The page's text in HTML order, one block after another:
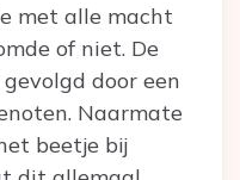
met alle macht
of niet. De
door een
Naarmate
beetje bij